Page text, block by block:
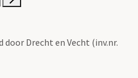
door Drecht en Vecht (inv.nr.